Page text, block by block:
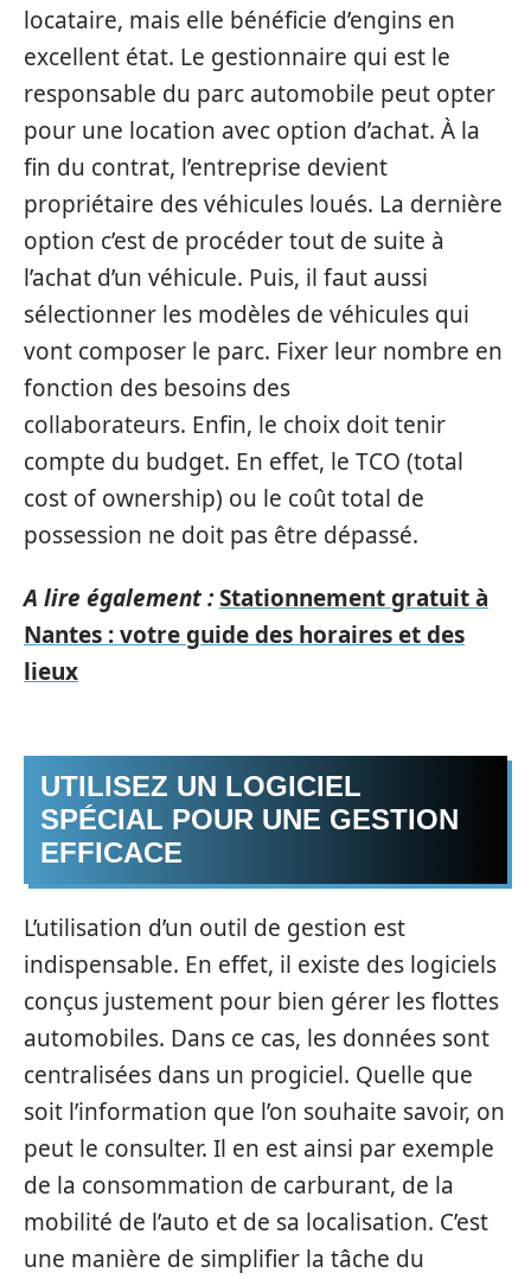
locataire, mais elle bénéficie d’engins en
excellent état. Le gestionnaire qui est le
responsable du parc automobile peut opter
pour une location avec option d’achat. À la
fin du contrat, l’entreprise devient
propriétaire des véhicules loués. La dernière
option c’est de procéder tout de suite à
l’achat d’un véhicule. Puis, il faut aussi
sélectionner les modèles de véhicules qui
vont composer le parc. Fixer leur nombre en
fonction des besoins des
collaborateurs. Enfin, le choix doit tenir
compte du budget. En effet, le TCO (total
cost of ownership) ou le coût total de
possession ne doit pas être dépassé.
A lire également :Stationnement gratuit à
Nantes : votre guide des horaires et des
lieux
UTILISEZ UN LOGICIEL
SPÉCIAL POUR UNE GESTION
EFFICACE
L’utilisation d’un outil de gestion est
indispensable. En effet, il existe des logiciels
conçus justement pour bien gérer les flottes
automobiles. Dans ce cas, les données sont
centralisées dans un progiciel. Quelle que
soit l’information que l’on souhaite savoir, on
peut le consulter. Il en est ainsi par exemple
de la consommation de carburant, de la
mobilité de l’auto et de sa localisation. C’est
une manière de simplifier la tâche du